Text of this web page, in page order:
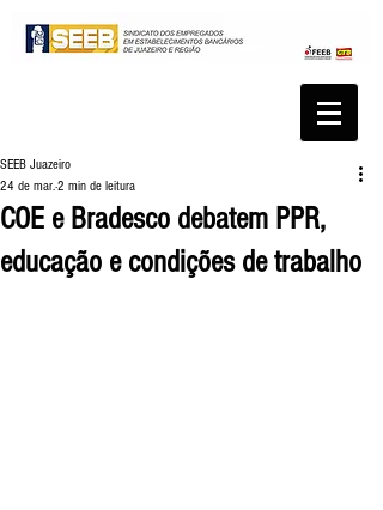
COE e Bradesco debatem PPR,
educação e condições de trabalho
SEEB Juazeiro
24 de mar.2 min de leitura